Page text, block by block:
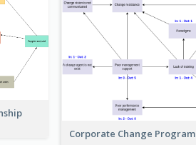
Corporate Change Program